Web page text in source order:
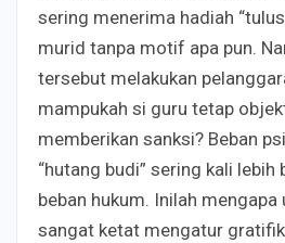
sering menerima hadiah
murid tanpa motif apa pun.
tersebut melakukan
mampukah si guru tetap
memberikan sanksi? Beban
“hutang budi” sering kali lebih
beban hukum. Inilah
sangat ketat mengatur